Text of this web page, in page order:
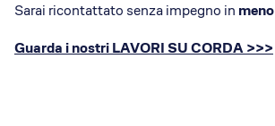
Sarai ricontattato senza impegno in
Guarda i nostri LAVORI SU CORDA >>>